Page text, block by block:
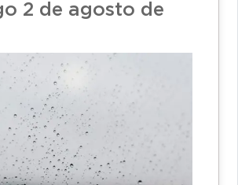
2 de agosto de